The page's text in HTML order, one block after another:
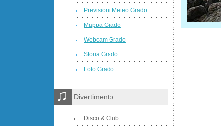
Previsioni Meteo Grado
Mappa Grado
Webcam Grado
Storia Grado
Foto Grado
Divertimento
Disco & Club